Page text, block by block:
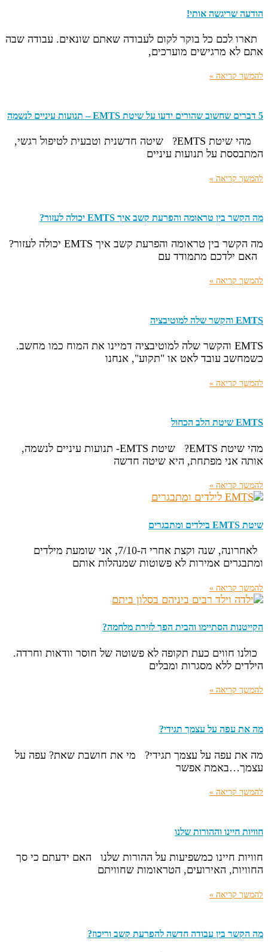
הודעה שריגשה אותי!
תארו לכם כל בוקר לקום לעבודה שאתם שונאים. עבודה שבה
אתם לא מרגישים מוערכים,
להמשך קריאה »
5 דברים שחשוב שהורים ידעו על שיטת EMTS – תנועות עיניים לנשמה
מהי שיטת EMTS? שיטה חדשנית וטבעית לטיפול רגשי,
המתבססת על תנועות עיניים
להמשך קריאה »
מה הקשר בין טראומה והפרעת קשב איך EMTS יכולה לעזור?
מה הקשר בין טראומה והפרעת קשב איך EMTS יכולה לעזור?
האם ילדכם מתמודד עם
להמשך קריאה »
EMTS והקשר שלה למוטיבציה
EMTS והקשר שלה למוטיבציה דמיינו את המוח כמו מחשב.
כשמחשב עובד לאט או "תקוע", אנחנו
להמשך קריאה »
EMTS שיטת הלב הכחול
מהי שיטת EMTS? שיטת EMTS- תנועות עיניים לנשמה,
אותה אני מפתחת, היא שיטה חדשה
להמשך קריאה »
שיטת EMTS בילדים ומתבגרים
לאחרונה, שנה וקצת אחרי ה-7/10, אני שומעת מילדים
ומתבגרים אמירות לא פשוטות שמנהלות אותם
להמשך קריאה »
הקייטנות הסתיימו והבית הפך לזירת מלחמה?
כולנו חווים כעת תקופה לא פשוטה של חוסר וודאות וחרדה.
הילדים ללא מסגרות ומבלים
להמשך קריאה »
מה את עפה על עצמך תגידי?
מה את עפה על עצמך תגידי? מי את חושבת שאת? עפה על
עצמך…באמת אפשר
להמשך קריאה »
חוויות חיינו וההורות שלנו
חוויות חיינו כמשפיעות על ההורות שלנו האם ידעתם כי סך
החוויות, האירועים, הטראומות שחוויתם
להמשך קריאה »
מה הקשר בין עבודה חדשה להפרעת קשב וריכוז?